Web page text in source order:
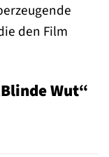
den Film
Wut“